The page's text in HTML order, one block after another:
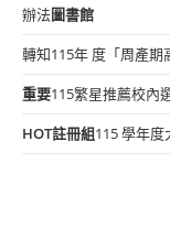
辦法圖書館
轉知115年 度「周產期
重要115繁星推薦校內
HOT註冊組115 學年